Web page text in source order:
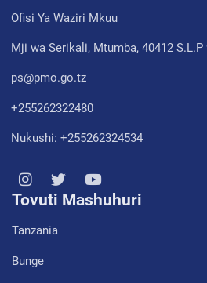
Ofisi Ya Waziri Mkuu
Mji wa Serikali, Mtumba, 40412 S.L.P
ps@pmo.go.tz
+255262322480
Nukushi: +255262324534
Tovuti Mashuhuri
Tanzania
Bunge